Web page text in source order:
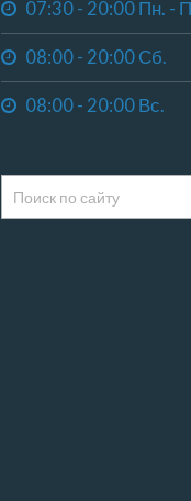
07:30 - 20:00 Пн. -
08:00 - 20:00 Сб.
08:00 - 20:00 Вс.